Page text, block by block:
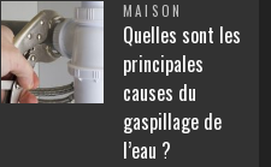
MAISON
Quelles sont les
principales
causes du
gaspillage de
l’eau ?